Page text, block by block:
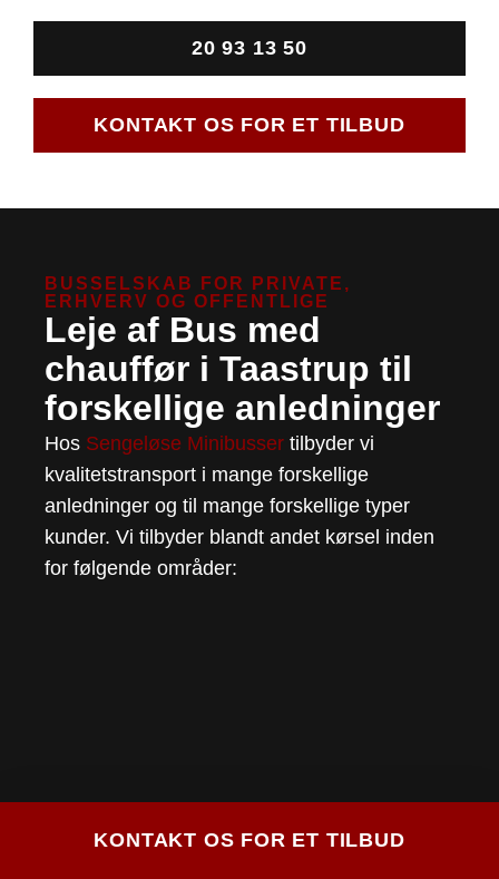
KONTAKT OS FOR ET TILBUD
20 93 13 50
KONTAKT OS FOR ET TILBUD
BUSSELSKAB FOR PRIVATE,
ERHVERV OG OFFENTLIGE
Leje af Bus med
chauffør i Taastrup til
forskellige anledninger
Hos Sengeløse Minibusser tilbyder vi
kvalitetstransport i mange forskellige
anledninger og til mange forskellige typer
kunder. Vi tilbyder blandt andet kørsel inden
for følgende områder: